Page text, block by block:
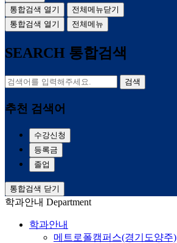
통합검색 열기
전체메뉴닫기
통합검색 열기
전체메뉴
SEARCH 통합검색
검색
추천 검색어
수강신청
등록금
졸업
통합검색 닫기
학과안내 Department
학과안내
메트로폴캠퍼스(경기도양주)